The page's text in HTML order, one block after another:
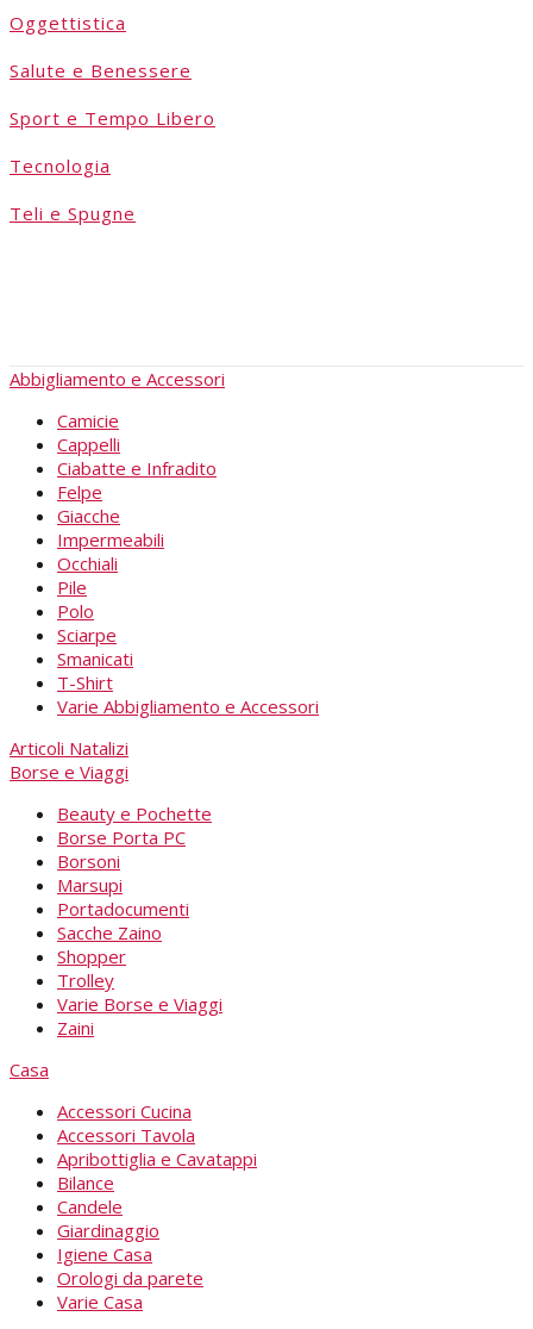
Oggettistica
Salute e Benessere
Sport e Tempo Libero
Tecnologia
Teli e Spugne
Abbigliamento e Accessori
Camicie
Cappelli
Ciabatte e Infradito
Felpe
Giacche
Impermeabili
Occhiali
Pile
Polo
Sciarpe
Smanicati
T-Shirt
Varie Abbigliamento e Accessori
Articoli Natalizi
Borse e Viaggi
Beauty e Pochette
Borse Porta PC
Borsoni
Marsupi
Portadocumenti
Sacche Zaino
Shopper
Trolley
Varie Borse e Viaggi
Zaini
Casa
Accessori Cucina
Accessori Tavola
Apribottiglia e Cavatappi
Bilance
Candele
Giardinaggio
Igiene Casa
Orologi da parete
Varie Casa